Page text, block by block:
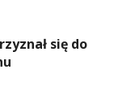
się do